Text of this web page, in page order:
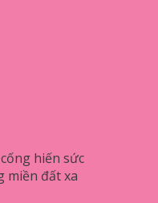
hiến sức
miền đất xa